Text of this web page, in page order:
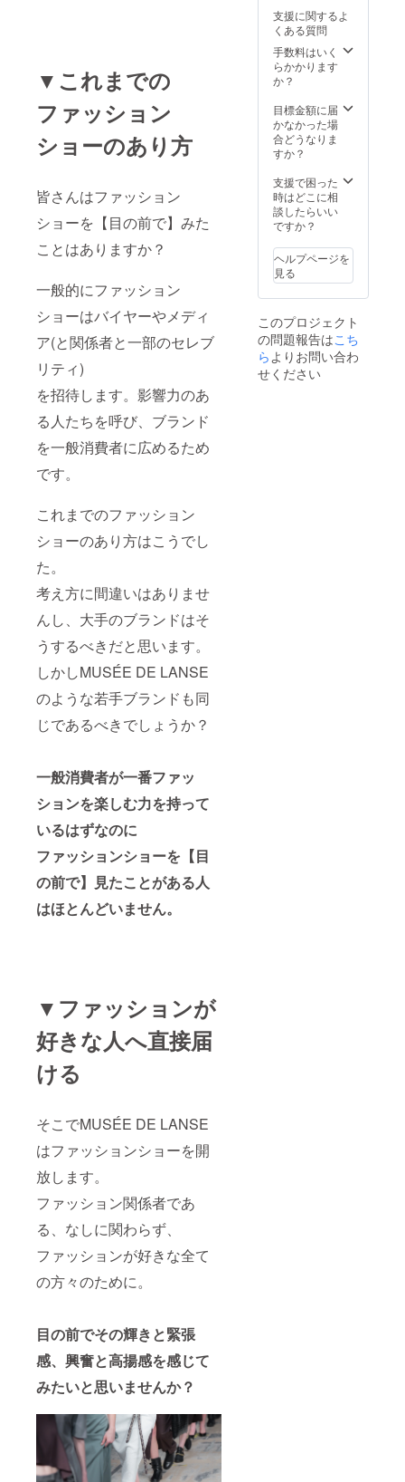
▼これまでの
ファッション
ショーのあり方
皆さんはファッション
ショーを【目の前で】みた
ことはありますか？
一般的にファッション
ショーはバイヤーやメディ
ア(と関係者と一部のセレブ
リティ)
を招待します。影響力のあ
る人たちを呼び、ブランド
を一般消費者に広めるため
です。
これまでのファッション
ショーのあり方はこうでし
た。
考え方に間違いはありませ
んし、大手のブランドはそ
うするべきだと思います。
しかしMUSÉE DE LANSE
のような若手ブランドも同
じであるべきでしょうか？
一般消費者が一番ファッ
ションを楽しむ力を持って
いるはずなのに
ファッションショーを【目
の前で】見たことがある人
はほとんどいません。
▼ファッションが
好きな人へ直接届
ける
そこでMUSÉE DE LANSE
はファッションショーを開
放します。
ファッション関係者であ
る、なしに関わらず、
ファッションが好きな全て
の方々のために。
目の前でその輝きと緊張
感、興奮と高揚感を感じて
みたいと思いませんか？
のカ
ラーは
オプ
ション
で選べ
支援に関するよ
くある質問
手数料はいく
らかかります
か？
目標金額に届
かなかった場
合どうなりま
すか？
支援で困った
時はどこに相
談したらいい
ですか？
ヘルプページを
見る
このプロジェクト
の問題報告はこち
ら よりお問い合わ
せください